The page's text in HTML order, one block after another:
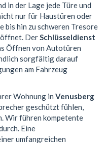
in der Lage jede Türe und
nur für Haustüren oder
bis hin zu schweren Tresore
DerSchlüsseldienst
Öffnen von Autotüren
sorgfältig darauf
am Fahrzeug
Wohnung in Venusberg
geschützt fühlen,
Wir führen kompetente
Eine
umfangreichen